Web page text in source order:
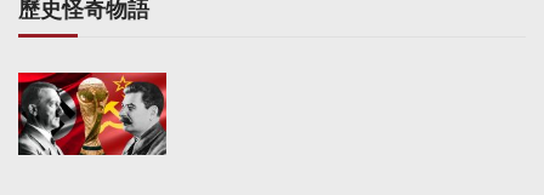
p
a
g
i
歷史怪奇物語